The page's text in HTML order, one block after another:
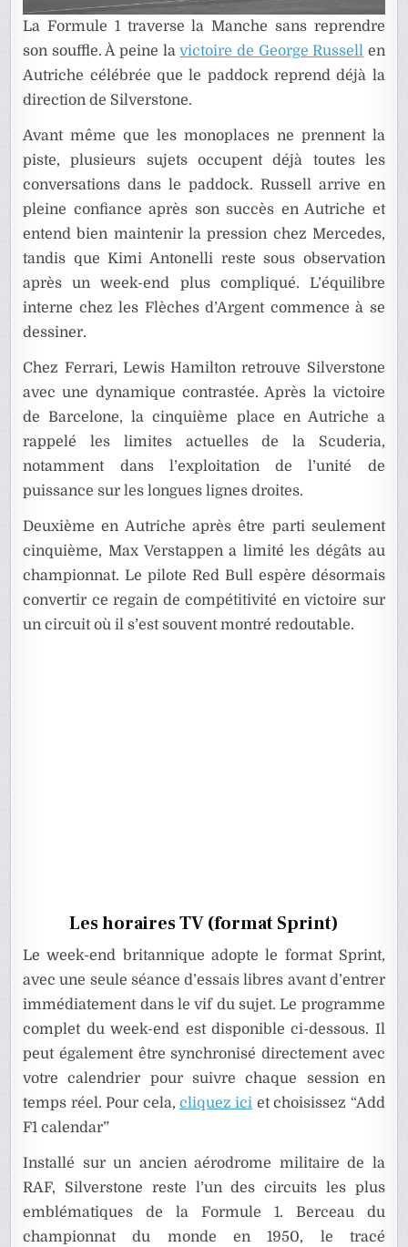
La Formule 1 traverse la Manche sans reprendre
son souffle. À peine lavictoire de George Russell en
Autriche célébrée que le paddock reprend déjà la
direction de Silverstone.
Avant même que les monoplaces ne prennent la
piste, plusieurs sujets occupent déjà toutes les
conversations dans le paddock. Russell arrive en
pleine confiance après son succès en Autriche et
entend bien maintenir la pression chez Mercedes,
tandis que Kimi Antonelli reste sous observation
après un week-end plus compliqué. L’équilibre
interne chez les Flèches d’Argent commence à se
dessiner.
Chez Ferrari, Lewis Hamilton retrouve Silverstone
avec une dynamique contrastée. Après la victoire
de Barcelone, la cinquième place en Autriche a
rappelé les limites actuelles de la Scuderia,
notamment dans l’exploitation de l’unité de
puissance sur les longues lignes droites.
Deuxième en Autriche après être parti seulement
cinquième, Max Verstappen a limité les dégâts au
championnat. Le pilote Red Bull espère désormais
convertir ce regain de compétitivité en victoire sur
un circuit où il s’est souvent montré redoutable.
Les horaires TV (format Sprint)
Le week-end britannique adopte le format Sprint,
avec une seule séance d’essais libres avant d’entrer
immédiatement dans le vif du sujet. Le programme
complet du week-end est disponible ci-dessous. Il
peut également être synchronisé directement avec
votre calendrier pour suivre chaque session en
temps réel. Pour cela, cliquez ici et choisissez “Add
F1 calendar”
Installé sur un ancien aérodrome militaire de la
RAF, Silverstone reste l’un des circuits les plus
emblématiques de la Formule 1. Berceau du
championnat du monde en 1950, le tracé